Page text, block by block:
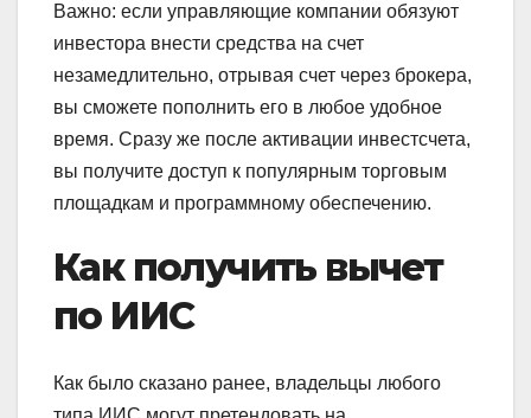
Важно: если управляющие компании обязуют
инвестора внести средства на счет
незамедлительно, отрывая счет через брокера,
вы сможете пополнить его в любое удобное
время. Сразу же после активации инвестсчета,
вы получите доступ к популярным торговым
площадкам и программному обеспечению.
Как получить вычет
по ИИС
Как было сказано ранее, владельцы любого